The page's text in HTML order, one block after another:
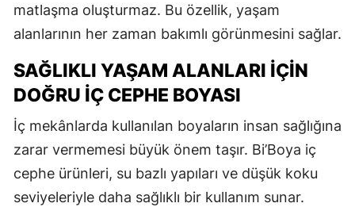
matlaşma oluşturmaz. Bu özellik, yaşam
alanlarının her zaman bakımlı görünmesini sağlar.
SAĞLIKLI YAŞAM ALANLARI İÇIN
DOĞRU İÇ CEPHE BOYASI
İç mekânlarda kullanılan boyaların insan sağlığına
zarar vermemesi büyük önem taşır. Bi’Boya iç
cephe ürünleri, su bazlı yapıları ve düşük koku
seviyeleriyle daha sağlıklı bir kullanım sunar.